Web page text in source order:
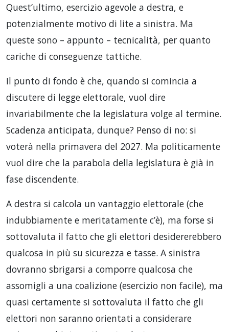
Quest’ultimo, esercizio agevole a destra, e
potenzialmente motivo di lite a sinistra. Ma
queste sono – appunto – tecnicalità, per quanto
cariche di conseguenze tattiche.
Il punto di fondo è che, quando si comincia a
discutere di legge elettorale, vuol dire
invariabilmente che la legislatura volge al termine.
Scadenza anticipata, dunque? Penso di no: si
voterà nella primavera del 2027. Ma politicamente
vuol dire che la parabola della legislatura è già in
fase discendente.
A destra si calcola un vantaggio elettorale (che
indubbiamente e meritatamente c’è), ma forse si
sottovaluta il fatto che gli elettori desidererebbero
qualcosa in più su sicurezza e tasse. A sinistra
dovranno sbrigarsi a comporre qualcosa che
assomigli a una coalizione (esercizio non facile), ma
quasi certamente si sottovaluta il fatto che gli
elettori non saranno orientati a considerare